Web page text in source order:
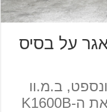
על בסיס
ב.מ.וו
חושפת לשוק האמריקאי את ה-K1600B